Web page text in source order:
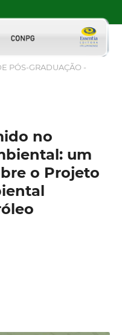
PÓS-GRADUAÇÃO -
no
um
o Projeto